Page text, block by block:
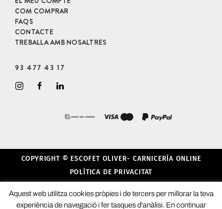
COM COMPRAR
FAQS
CONTACTE
TREBALLA AMB NOSALTRES
93 477 43 17
COPYRIGHT © ESCOFET OLIVER- CARNICERÍA ONLINE
POLÍTICA DE PRIVACITAT
AVÍS LEGAL
Aquest web utilitza cookies pròpies i de tercers per millorar la teva
experiència de navegació i fer tasques d'anàlisi. En continuar